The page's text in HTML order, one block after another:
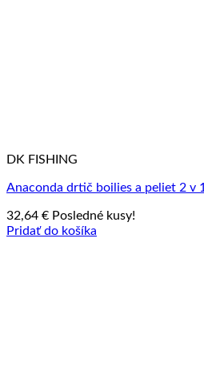
DK FISHING
Anaconda drtič boilies a peliet 2 v 1
32,64 € Posledné kusy!
Pridať do košíka